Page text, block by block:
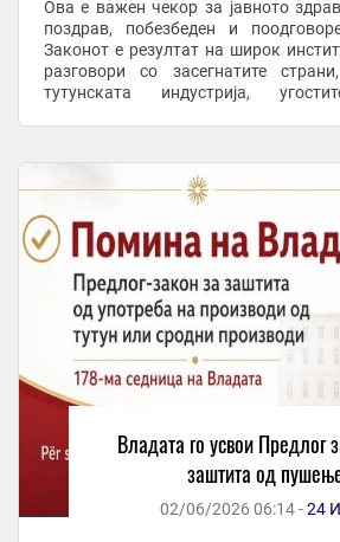
Ова е важен чекор за јавното
поздрав, побезбеден и
Законот е резултат на широк
разговори со засегнатите
тутунската индустрија,
Владата го усвои Предлог
заштита од
02/06/2026 06:14 -24